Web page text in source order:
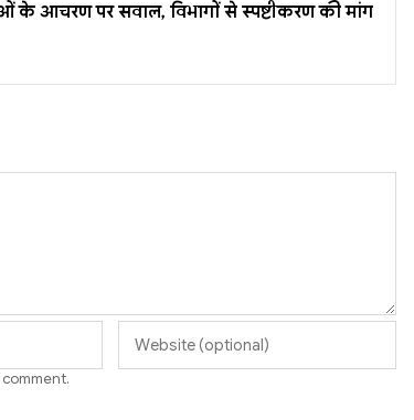
के आचरण पर सवाल, विभागों से स्पष्टीकरण की मांग